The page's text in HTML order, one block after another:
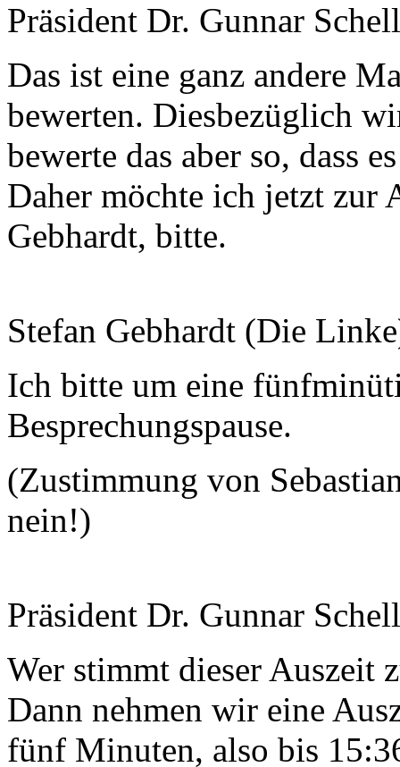
Präsident Dr. Gunnar
Das ist eine ganz andere
bewerten. Diesbezüglich
bewerte das aber so, dass
Daher möchte ich jetzt zur
Gebhardt, bitte.
Stefan Gebhardt (Die
Ich bitte um eine
Besprechungspause.
(Zustimmung von
nein!)
Präsident Dr. Gunnar
Wer stimmt dieser Auszeit
Dann nehmen wir eine
fünf Minuten, also bis